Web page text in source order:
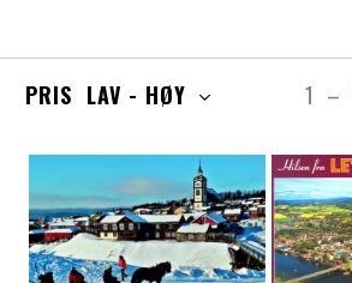
1 –
PRIS LAV - HØY